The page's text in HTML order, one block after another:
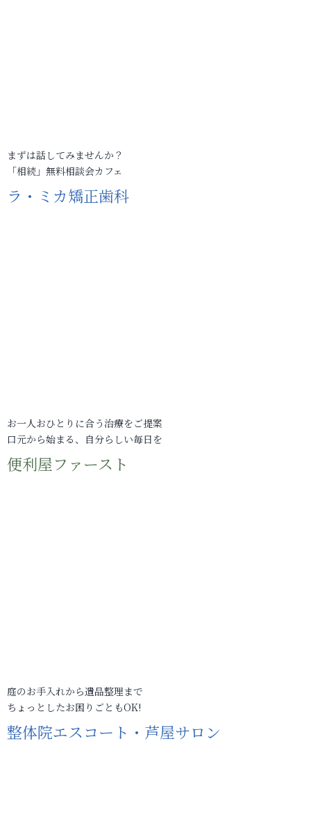
まずは話してみませんか？
「相続」無料相談会カフェ
ラ・ミカ矯正歯科
お一人おひとりに合う治療をご提案
口元から始まる、自分らしい毎日を
便利屋ファースト
庭のお手入れから遺品整理まで
ちょっとしたお困りごともOK!
整体院エスコート・芦屋サロン